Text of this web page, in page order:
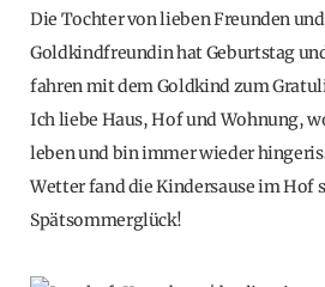
Die Tochter von lieben Freunden
Goldkindfreundin hat Geburtstag
fahren mit dem Goldkind zum
Ich liebe Haus, Hof und Wohnung,
leben und bin immer wieder
Wetter fand die Kindersause im Hof
Spätsommerglück!